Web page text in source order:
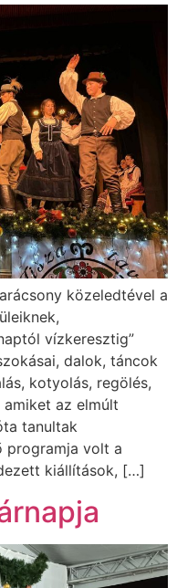
közeledtével a
vízkeresztig”
dalok, táncok
kotyolás, regölés,
az elmúlt
tanultak
programja volt a
kiállítások, […]